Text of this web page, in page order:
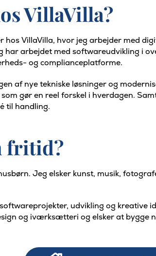
VillaVilla?
VillaVilla, hvor jeg arbejder med
har arbejdet med softwareudvikling i
og complianceplatforme.
af nye tekniske løsninger og
gør en reel forskel i hverdagen.
til handling.
fritid?
Jeg elsker kunst, musik,
udvikling og kreative
og iværksætteri og elsker at bygge